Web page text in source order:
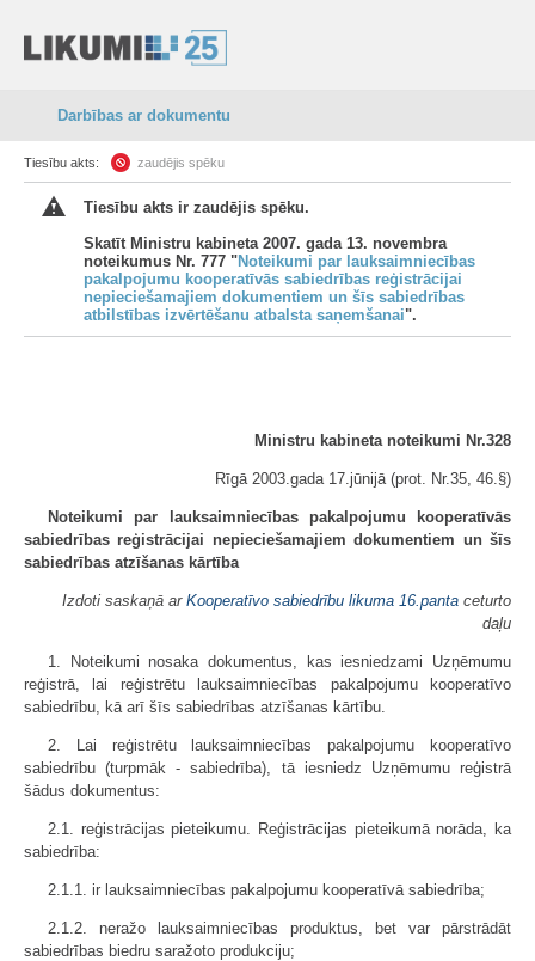
Darbības ar dokumentu
Tiesību akts: zaudējis spēku
Tiesību akts ir zaudējis spēku.
Skatīt Ministru kabineta 2007. gada 13. novembra
noteikumus Nr. 777 "Noteikumi par lauksaimniecības
pakalpojumu kooperatīvās sabiedrības reģistrācijai
nepieciešamajiem dokumentiem un šīs sabiedrības
atbilstības izvērtēšanu atbalsta saņemšanai".
Ministru kabineta noteikumi Nr.328
Rīgā 2003.gada 17.jūnijā (prot. Nr.35, 46.§)
Noteikumi par lauksaimniecības pakalpojumu kooperatīvās
sabiedrības reģistrācijai nepieciešamajiem dokumentiem un šīs
sabiedrības atzīšanas kārtība
Izdoti saskaņā ar Kooperatīvo sabiedrību likuma 16.panta ceturto
daļu
1. Noteikumi nosaka dokumentus, kas iesniedzami Uzņēmumu
reģistrā, lai reģistrētu lauksaimniecības pakalpojumu kooperatīvo
sabiedrību, kā arī šīs sabiedrības atzīšanas kārtību.
2. Lai reģistrētu lauksaimniecības pakalpojumu kooperatīvo
sabiedrību (turpmāk - sabiedrība), tā iesniedz Uzņēmumu reģistrā
šādus dokumentus:
2.1. reģistrācijas pieteikumu. Reģistrācijas pieteikumā norāda, ka
sabiedrība:
2.1.1. ir lauksaimniecības pakalpojumu kooperatīvā sabiedrība;
2.1.2. neražo lauksaimniecības produktus, bet var pārstrādāt
sabiedrības biedru saražoto produkciju;